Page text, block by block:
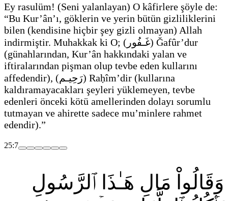
Ey rasulüm! (Seni yalanlayan) O kâfirlere şöyle de:
“Bu Kur’ân’ı, göklerin ve yerin bütün gizliliklerini
bilen (kendisine hiçbir şey gizli olmayan) Allah
indirmiştir. Muhakkak ki O; ( غَـفُور) Ğafûr’dur
(günahlarından, Kur’ân hakkındaki yalan ve
iftiralarından pişman olup tevbe eden kullarını
affedendir), (رَحِيـم) Raḥîm’dir (kullarına
kaldıramayacakları şeyleri yüklemeyen, tevbe
edenleri önceki kötü amellerinden dolayı sorumlu
tutmayan ve ahirette sadece mu’minlere rahmet
edendir).”
25:7
وَقَالُواْ مَالِ هَـٰذَا ٱلرَّسُولِ